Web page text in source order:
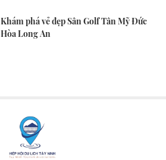
Khám phá vẻ đẹp Sân Golf Tân Mỹ Đức
Hòa Long An